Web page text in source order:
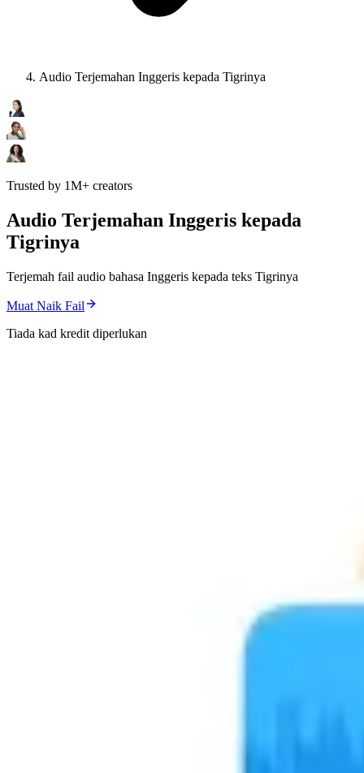
Audio Terjemahan Inggeris kepada Tigrinya
Trusted by 1M+ creators
Audio Terjemahan Inggeris kepada
Tigrinya
Terjemah fail audio bahasa Inggeris kepada teks Tigrinya
Muat Naik Fail
Tiada kad kredit diperlukan